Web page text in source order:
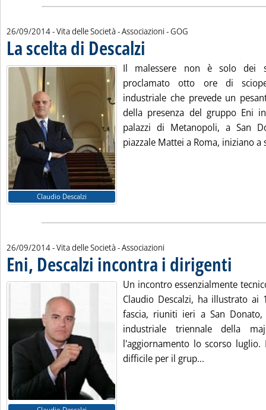
26/09/2014- Vita delle Società - Associazioni -di:
GOG
La scelta di Descalzi
Claudio Descalzi
Il malessere non è solo dei
proclamato otto ore di
industriale che prevede un
della presenza del gruppo Eni
palazzi di Metanopoli, a San
piazzale Mattei a Roma, iniziano a
26/09/2014- Vita delle Società - Associazioni
Eni, Descalzi incontra i dirigenti
Un incontro essenzialmente
Claudio Descalzi, ha illustrato
fascia, riuniti ieri a San
industriale triennale della
l'aggiornamento lo scorso luglio.
difficile per il grup...